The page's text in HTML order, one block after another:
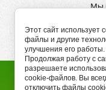
Мы
Этот сайт использует
файлы и другие
улучшения его работы.
Продолжая работу с
разрешаете
cookie-файлов. Вы
отключить файлы